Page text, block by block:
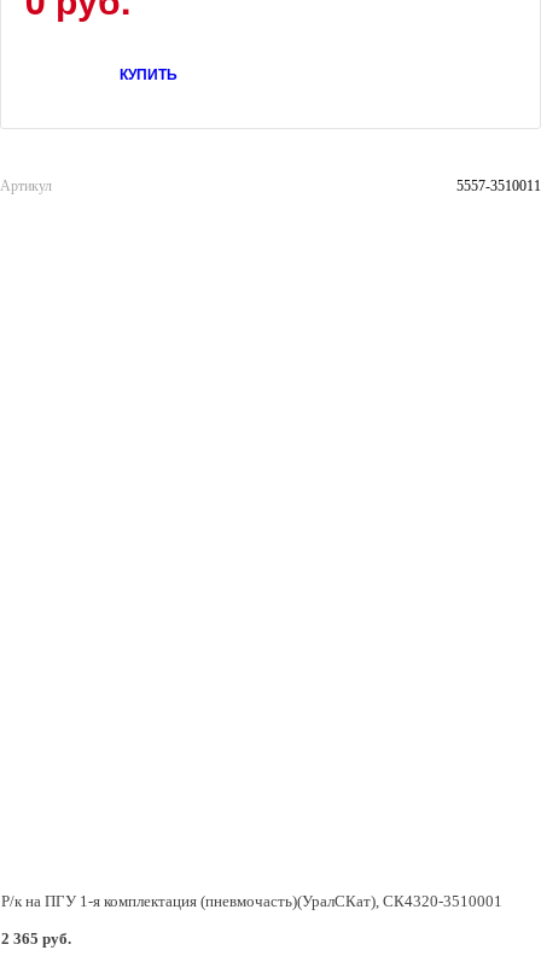
КУПИТЬ
Артикул 5557-3510011
Р/к на ПГУ 1-я комплектация (пневмочасть)(УралСКат), СК4320-3510001
2 365 руб.